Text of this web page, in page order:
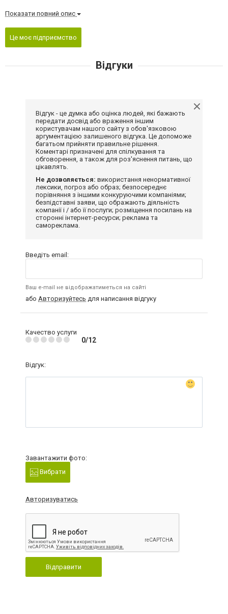
Показати повний опис
Це моє підприємство
Відгуки
Відгук - це думка або оцінка людей, які бажають
передати досвід або враження іншим
користувачам нашого сайту з обов'язковою
аргументацією залишеного відгука. Це допоможе
багатьом прийняти правильне рішення.
Коментарі призначені для спілкування та
обговорення, а також для роз'яснення питань, що
цікавлять.
Не дозволяється: використання ненормативної
лексики, погроз або образ; безпосереднє
порівняння з іншими конкуруючими компаніями;
безпідставні заяви, що ображають діяльність
компанії і / або її послуги; розміщення посилань на
сторонні інтернет-ресурси; реклама та
самореклама.
Введіть email:
Ваш e-mail не відображатиметься на сайті
або Авторизуйтесь для написання відгуку
Качество услуги
0/12
Відгук:
Завантажити фото:
Вибрати
Авторизуватись
Відправити